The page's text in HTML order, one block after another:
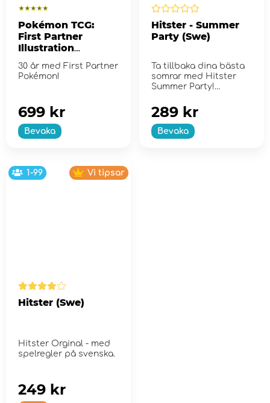
Pokémon TCG:
First Partner
Illustration
2
30 år med First Partner
Pokémon!
Bevaka
699 kr
Hitster - Summer
Party (Swe)
Ta tillbaka dina bästa
somrar med Hitster
Summer Party!
Bevaka
289 kr
1-99 Vi tipsar
Hitster (Swe)
Hitster Orginal - med
spelregler på svenska.
249 kr